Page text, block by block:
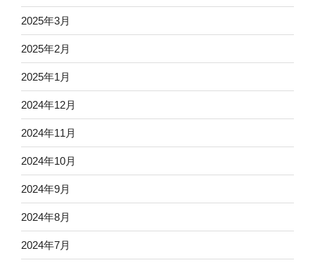
2025年3月
2025年2月
2025年1月
2024年12月
2024年11月
2024年10月
2024年9月
2024年8月
2024年7月